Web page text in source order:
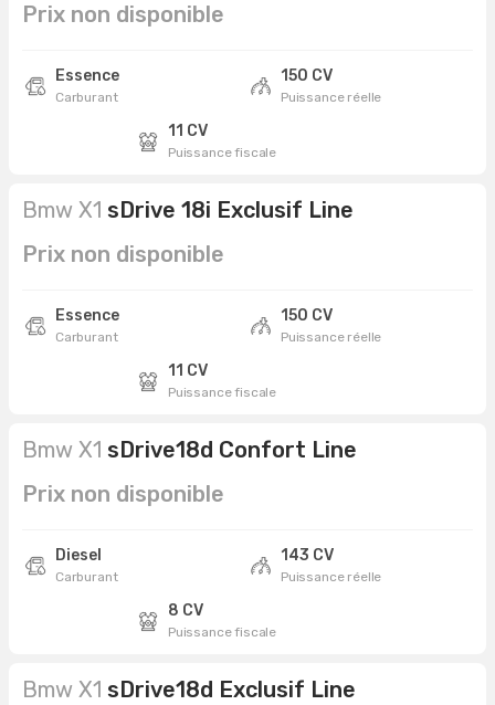
Prix non disponible
Essence
Carburant
150 CV
Puissance réelle
11 CV
Puissance fiscale
Bmw X1 sDrive 18i Exclusif Line
Prix non disponible
Essence
Carburant
150 CV
Puissance réelle
11 CV
Puissance fiscale
Bmw X1 sDrive18d Confort Line
Prix non disponible
Diesel
Carburant
143 CV
Puissance réelle
8 CV
Puissance fiscale
Bmw X1 sDrive18d Exclusif Line